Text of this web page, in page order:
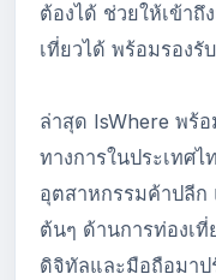
ต้องได้ ช่วยให้เข้าถึ
เที่ยวได้ พร้อมรองรั
ล่าสุด IsWhere พร้
ทางการในประเทศ
อุตสาหกรรมค้าปลีก
ต้นๆ ด้านการท่องเ
ดิจิทัลและมือถือมาป